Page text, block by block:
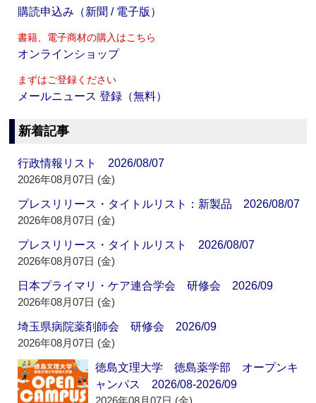
購読申込み（新聞 / 電子版）
書籍、電子商材の購入はこちら
オンラインショップ
まずはご登録ください
メールニュース 登録（無料）
新着記事
行政情報リスト 2026/08/07
2026年08月07日 (金)
プレスリリース・タイトルリスト：新製品 2026/08/07
2026年08月07日 (金)
プレスリリース・タイトルリスト 2026/08/07
2026年08月07日 (金)
日本プライマリ・ケア連合学会 研修会 2026/09
2026年08月07日 (金)
埼玉県病院薬剤師会 研修会 2026/09
2026年08月07日 (金)
徳島文理大学 徳島薬学部 オープンキ
ャンパス 2026/08-2026/09